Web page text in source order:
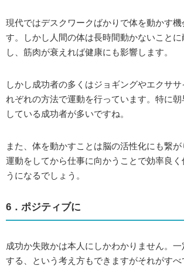
現代ではデスクワークばかりで体を動かす機
す。しかし人間の体は長時間動かないこと
し、筋肉が衰えれば健康にも影響します。
しかし成功者の多くはジョギングやエクサ
れぞれの方法で運動を行っています。特に
している成功者が多いですね。
また、体を動かすことは脳の活性化にも繋
運動をしてから仕事に向かうことで効率良く
うになるでしょう。
6．ポジティブに
成功か失敗かは本人にしかわかりません。
する、という考え方もできますがそれがす